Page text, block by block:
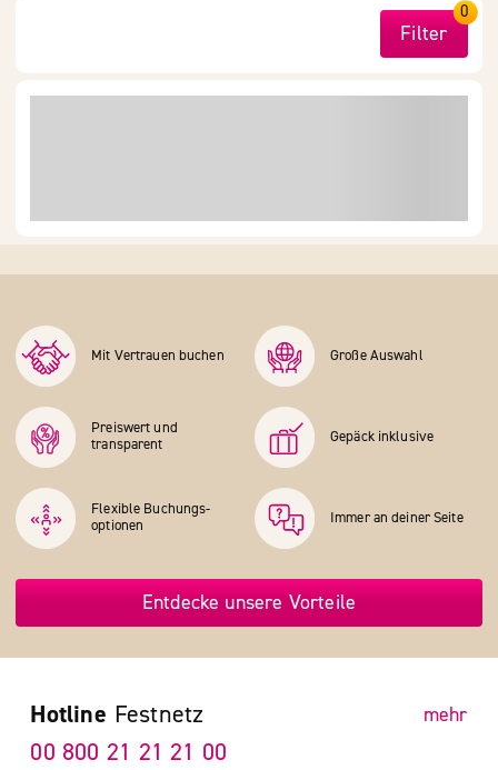
Filter
0
Mit Vertrauen buchen Große Auswahl
Preiswert und
transparent
Gepäck inklusive
Flexible Buchungs­
optionen
Immer an deiner Seite
Entdecke unsere Vorteile
Hotline Festnetz mehr
00 800 21 21 21 00